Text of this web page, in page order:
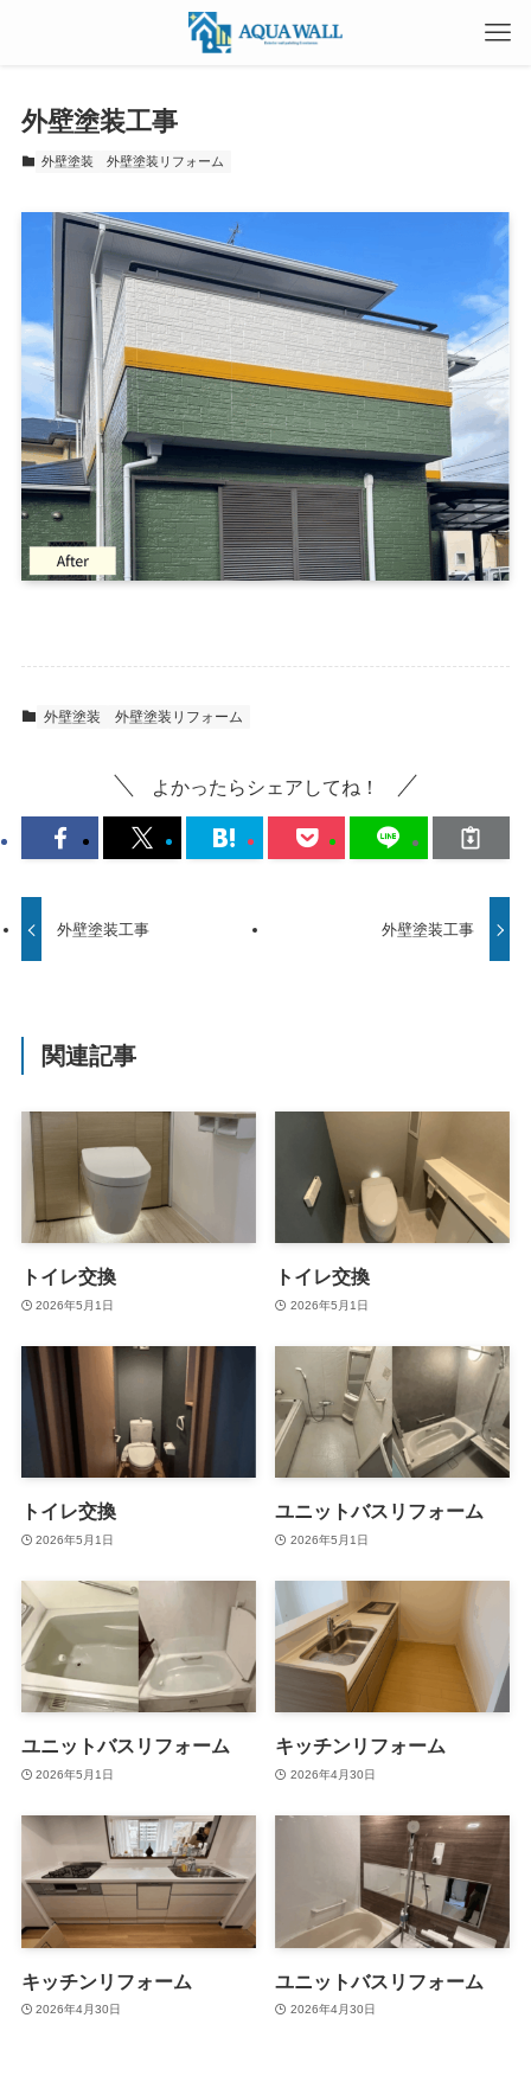
外壁塗装工事
外壁塗装 外壁塗装リフォーム
外壁塗装 外壁塗装リフォーム
よかったらシェアしてね！
外壁塗装工事 外壁塗装工事
関連記事
トイレ交換
2026年5月1日
トイレ交換
2026年5月1日
トイレ交換
2026年5月1日
ユニットバスリフォーム
2026年5月1日
ユニットバスリフォーム
2026年5月1日
キッチンリフォーム
2026年4月30日
キッチンリフォーム
2026年4月30日
ユニットバスリフォーム
2026年4月30日